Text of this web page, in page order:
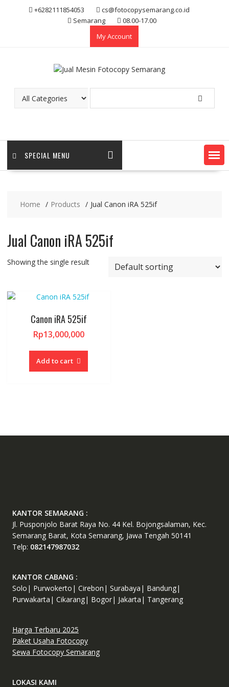
+6282111854053
cs@fotocopysemarang.co.id
Semarang
08.00-17.00
My Account
SPECIAL MENU
Home Products Jual Canon iRA 525if
Jual Canon iRA 525if
Showing the single result
Canon iRA 525if
Rp13,000,000
Add to cart
KANTOR SEMARANG :
Jl. Pusponjolo Barat Raya No. 44 Kel. Bojongsalaman, Kec.
Semarang Barat, Kota Semarang, Jawa Tengah 50141
Telp: 082147987032
KANTOR CABANG :
Solo| Purwokerto| Cirebon| Surabaya| Bandung|
Purwakarta| Cikarang| Bogor| Jakarta| Tangerang
Harga Terbaru 2025
Paket Usaha Fotocopy
Sewa Fotocopy Semarang
LOKASI KAMI